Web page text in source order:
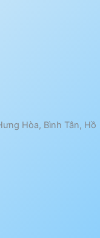
Hòa, Bình Tân, Hồ